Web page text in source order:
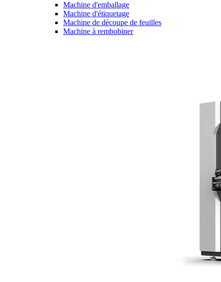
Machine d'emballage
Machine d'étiquetage
Machine de découpe de feuilles
Machine à rembobiner